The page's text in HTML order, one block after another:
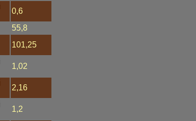
0,6
55,8
101,25
1,02
2,16
1,2